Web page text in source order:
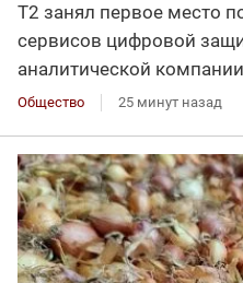
Т2 занял первое место
сервисов цифровой
аналитической компании
Общество 25 минут назад